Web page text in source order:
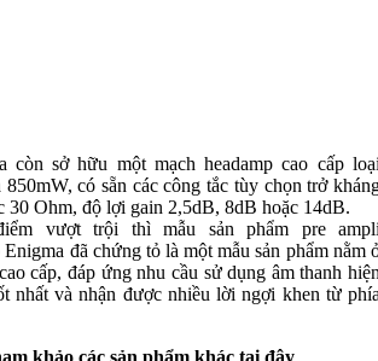
còn sở hữu một mạch headamp cao cấp
có sẵn các công tắc tùy chọn trở
30 Ohm, độ lợi gain 2,5dB, 8dB hoặc 14dB.
vượt trội thì mẫu sản phẩm pre
đã chứng tỏ là một mẫu sản phẩm nằm
cấp, đáp ứng nhu cầu sử dụng âm thanh
nhất và nhận được nhiều lời ngợi khen từ
khảo các sản phẩm khác tại đây